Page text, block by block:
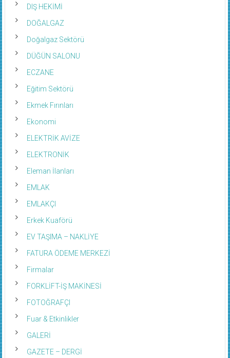
DIŞ HEKİMİ
DOĞALGAZ
Doğalgaz Sektörü
DÜĞÜN SALONU
ECZANE
Eğitim Sektörü
Ekmek Fırınları
Ekonomi
ELEKTRİK AVİZE
ELEKTRONİK
Eleman İlanları
EMLAK
EMLAKÇI
Erkek Kuaförü
EV TAŞIMA – NAKLİYE
FATURA ÖDEME MERKEZİ
Firmalar
FORKLİFT-İŞ MAKİNESİ
FOTOĞRAFÇI
Fuar & Etkinlikler
GALERİ
GAZETE – DERGİ